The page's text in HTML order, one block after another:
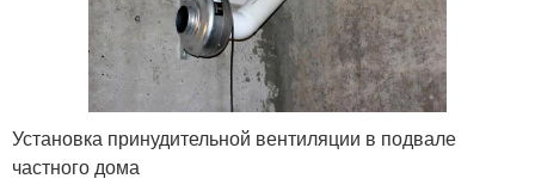
Установка принудительной вентиляции в подвале
частного дома